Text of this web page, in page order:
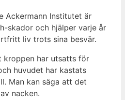
Ackermann Institutet är
skador och hjälper varje år
liv trots sina besvär.
kroppen har utsatts för
huvudet har kastats
Man kan säga att det
nacken.